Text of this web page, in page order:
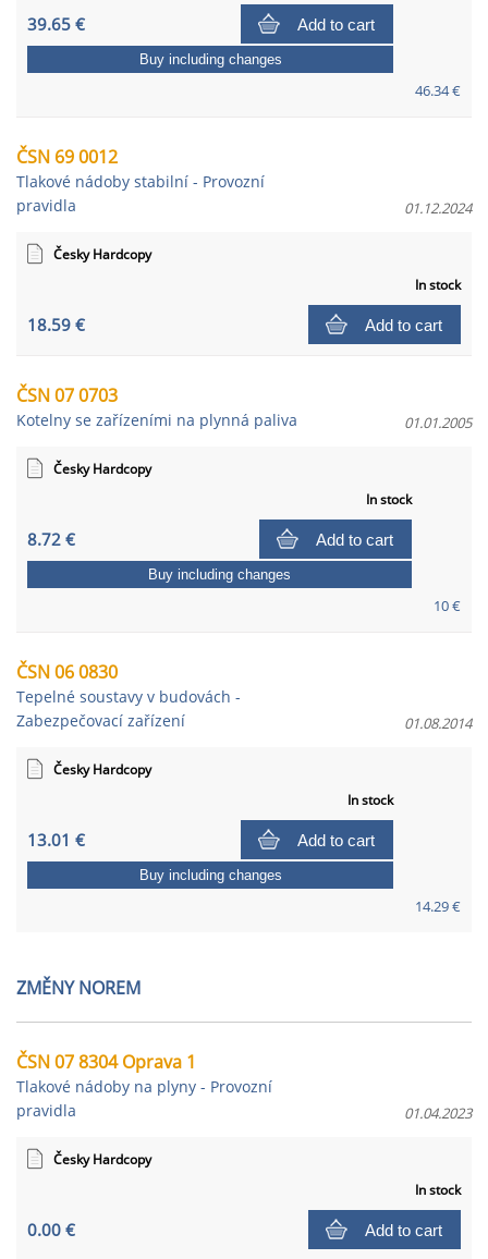
39.65 € Add to cart
46.34 €
Buy including changes
ČSN 69 0012
Tlakové nádoby stabilní - Provozní
pravidla
01.12.2024
Česky Hardcopy
In stock
18.59 € Add to cart
ČSN 07 0703
Kotelny se zařízeními na plynná paliva 01.01.2005
Česky Hardcopy
In stock
8.72 € Add to cart
10 €
Buy including changes
ČSN 06 0830
Tepelné soustavy v budovách -
Zabezpečovací zařízení
01.08.2014
Česky Hardcopy
In stock
13.01 € Add to cart
14.29 €
Buy including changes
ZMĚNY NOREM
ČSN 07 8304 Oprava 1
Tlakové nádoby na plyny - Provozní
pravidla
01.04.2023
Česky Hardcopy
In stock
0.00 € Add to cart